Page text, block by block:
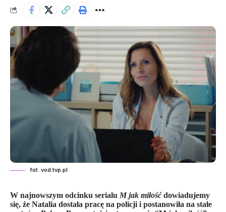
fot. vod.tvp.pl
W najnowszym odcinku serialu M jak miłośćdowiadujemy
się, że Natalia dostała pracę na policji i postanowiła na stałe